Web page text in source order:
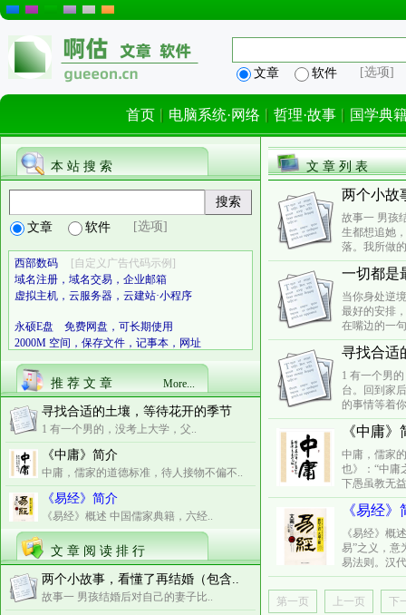
文章 软件 [选项]
首页 电脑系统·网络 哲理·故事 国学典
本 站 搜 索
文章 软件 [选项]
西部数码
[自定义广告代码示例]
域名注册，域名交易，企业邮箱
虚拟主机，云服务器，云建站·小程序
永硕E盘 免费网盘，可长期使用
2000M 空间，保存文件，记事本，网址
推 荐 文 章 More...
寻找合适的土壤，等待花开的季节
1 有一个男的，没考上大学，父..
《中庸》简介
中庸，儒家的道德标准，待人接物不偏不..
《易经》简介
《易经》概述 中国儒家典籍，六经..
文 章 阅 读 排 行
两个小故事，看懂了再结婚（包含..
故事一 男孩结婚后对自己的妻子比..
文 章 列 表
两个小故
故事一 男孩
生都想追她
落。我所做
一切都是
当你身处逆
最好的安排
在嘴边的一
寻找合适
1 有一个男
台。回到家
的事情等着
《中庸》
中庸，儒家
也》：“中庸
下愚虽教无
《易经》
《易经》概
易”之义，意
易法则。汉
第一页 上一页 下